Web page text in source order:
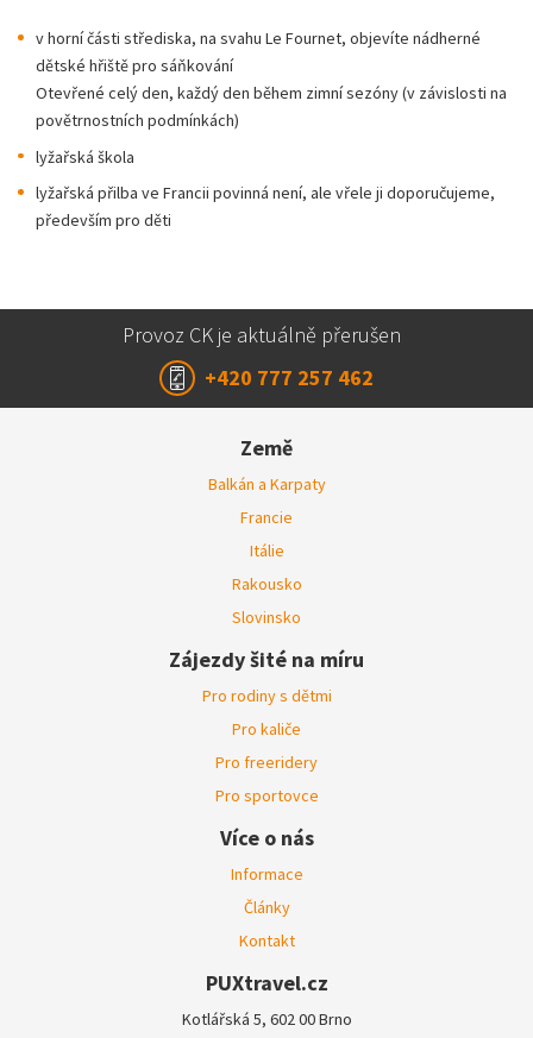
v horní části střediska, na svahu Le Fournet, objevíte nádherné
dětské hřiště pro sáňkování
Otevřené celý den, každý den během zimní sezóny (v závislosti na
povětrnostních podmínkách)
lyžařská škola
lyžařská přilba ve Francii povinná není, ale vřele ji doporučujeme,
především pro děti
Provoz CK je aktuálně přerušen
+420 777 257 462
Země
Balkán a Karpaty
Francie
Itálie
Rakousko
Slovinsko
Zájezdy šité na míru
Pro rodiny s dětmi
Pro kaliče
Pro freeridery
Pro sportovce
Více o nás
Informace
Články
Kontakt
PUXtravel.cz
Kotlářská 5, 602 00 Brno